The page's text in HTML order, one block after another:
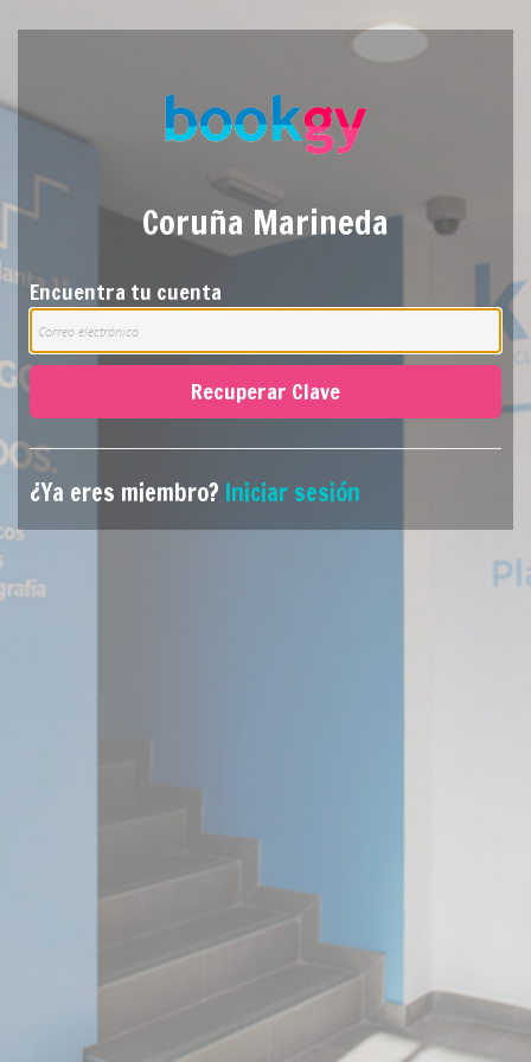
Coruña Marineda
Encuentra tu cuenta
Recuperar Clave
¿Ya eres miembro? Iniciar sesión